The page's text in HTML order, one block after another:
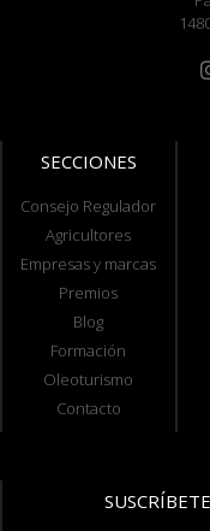
SECCIONES
Consejo Regulador
Agricultores
Empresas y marcas
Premios
Blog
Formación
Oleoturismo
Contacto